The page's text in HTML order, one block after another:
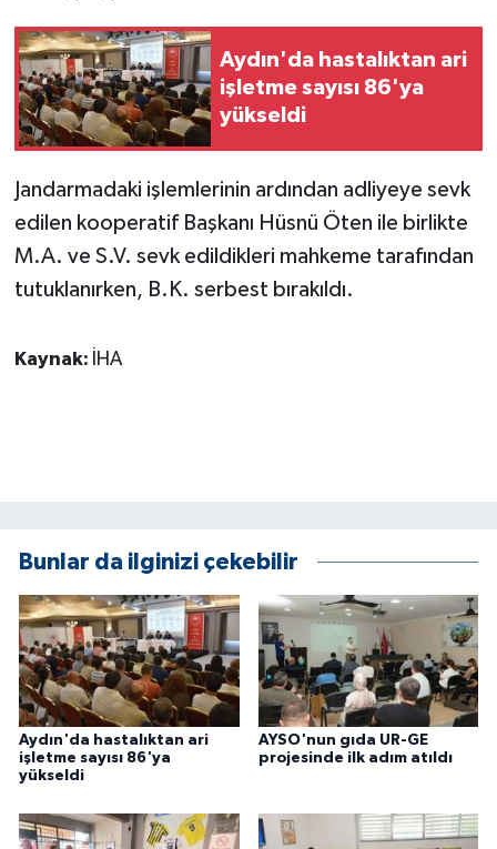
Aydın'da hastalıktan ari
işletme sayısı 86'ya
yükseldi
Jandarmadaki işlemlerinin ardından adliyeye sevk
edilen kooperatif Başkanı Hüsnü Öten ile birlikte
M.A. ve S.V. sevk edildikleri mahkeme tarafından
tutuklanırken, B.K. serbest bırakıldı.
Kaynak: İHA
Bunlar da ilginizi çekebilir
Aydın'da hastalıktan ari
işletme sayısı 86'ya
yükseldi
AYSO'nun gıda UR-GE
projesinde ilk adım atıldı
POLİTİKA
Sağlık
SİYASET
SPOR HABERLERİ
TEKNOLOJİ
ÜLKE GÜNDEMİ